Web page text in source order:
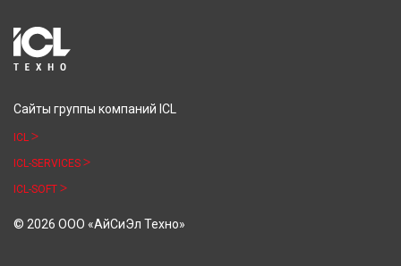
Сайты группы компаний ICL
ICL
ICL-SERVICES
ICL-SOFT
© 2026 ООО «АйСиЭл Техно»